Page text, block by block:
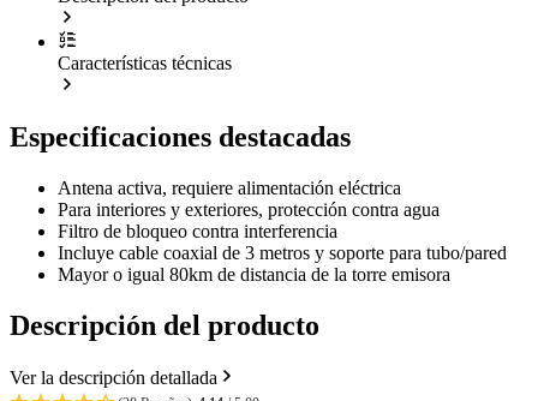
Características técnicas
Especificaciones destacadas
Antena activa, requiere alimentación eléctrica
Para interiores y exteriores, protección contra agua
Filtro de bloqueo contra interferencia
Incluye cable coaxial de 3 metros y soporte para tubo/pared
Mayor o igual 80km de distancia de la torre emisora
Descripción del producto
Ver la descripción detallada